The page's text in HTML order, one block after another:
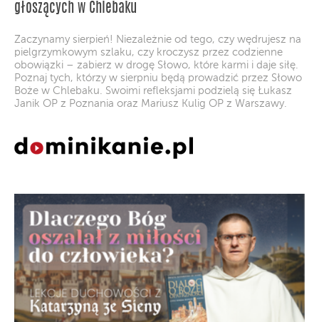
głoszących w Chlebaku
Zaczynamy sierpień! Niezależnie od tego, czy wędrujesz na
pielgrzymkowym szlaku, czy kroczysz przez codzienne
obowiązki – zabierz w drogę Słowo, które karmi i daje siłę.
Poznaj tych, którzy w sierpniu będą prowadzić przez Słowo
Boże w Chlebaku. Swoimi refleksjami podzielą się Łukasz
Janik OP z Poznania oraz Mariusz Kulig OP z Warszawy.